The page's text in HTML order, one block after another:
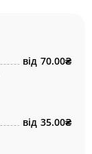
від 70.00₴
від 35.00₴